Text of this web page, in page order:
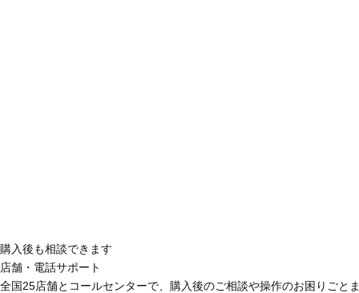
購入後も相談できます
店舗・電話サポート
全国25店舗とコールセンターで、購入後のご相談や操作のお困りごと